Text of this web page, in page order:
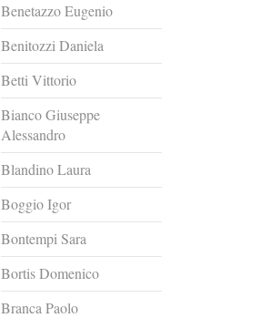
Benetazzo Eugenio
Benitozzi Daniela
Betti Vittorio
Bianco Giuseppe
Alessandro
Blandino Laura
Boggio Igor
Bontempi Sara
Bortis Domenico
Branca Paolo